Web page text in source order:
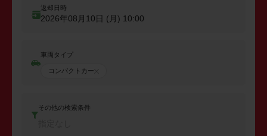
返却日時
2026年08月10日 (月) 10:00
車両タイプ
コンパクトカー
その他の検索条件